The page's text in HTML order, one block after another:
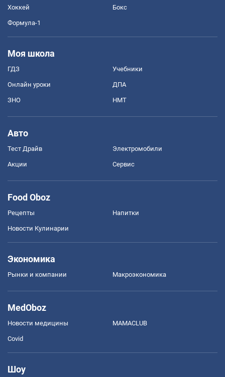
Хоккей Бокс
Формула-1
Моя школа
ГДЗ Учебники
Онлайн уроки ДПА
ЗНО НМТ
Авто
Тест Драйв Электромобили
Акции Сервис
Food Oboz
Рецепты Напитки
Новости Кулинарии
Экономика
Рынки и компании Mакроэкономика
MedOboz
Новости медицины MAMACLUB
Covid
Шоу